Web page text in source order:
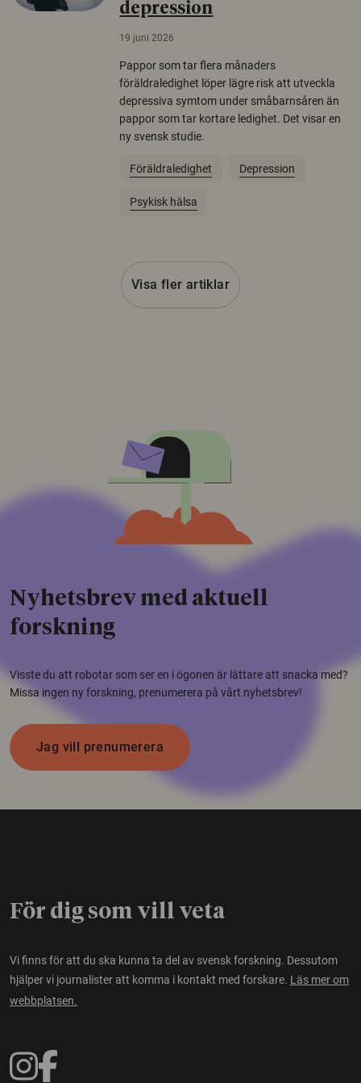
depression
19 juni 2026
Pappor som tar flera månaders
föräldraledighet löper lägre risk att utveckla
depressiva symtom under småbarnsåren än
pappor som tar kortare ledighet. Det visar en
ny svensk studie.
Föräldraledighet Depression
Psykisk hälsa
Visa fler artiklar
Nyhetsbrev med aktuell
forskning
Visste du att robotar som ser en i ögonen är lättare att snacka med?
Missa ingen ny forskning, prenumerera på vårt nyhetsbrev!
Jag vill prenumerera
För dig som vill veta
Vi finns för att du ska kunna ta del av svensk forskning. Dessutom
hjälper vi journalister att komma i kontakt med forskare. Läs mer om
webbplatsen.